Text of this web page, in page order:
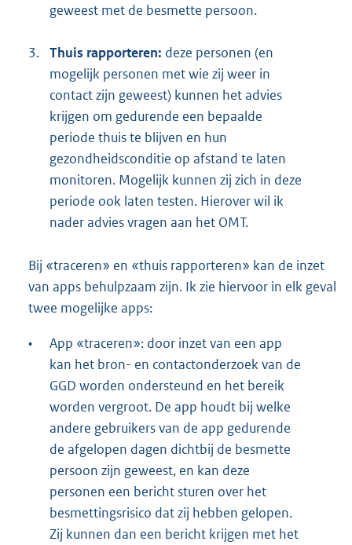
geweest met de besmette persoon.
3. Thuis rapporteren: deze personen (en
mogelijk personen met wie zij weer in
contact zijn geweest) kunnen het advies
krijgen om gedurende een bepaalde
periode thuis te blijven en hun
gezondheidsconditie op afstand te laten
monitoren. Mogelijk kunnen zij zich in deze
periode ook laten testen. Hierover wil ik
nader advies vragen aan het OMT.
Bij «traceren» en «thuis rapporteren» kan de inzet
van apps behulpzaam zijn. Ik zie hiervoor in elk geval
twee mogelijke apps:
•
App «traceren»: door inzet van een app
kan het bron- en contactonderzoek van de
GGD worden ondersteund en het bereik
worden vergroot. De app houdt bij welke
andere gebruikers van de app gedurende
de afgelopen dagen dichtbij de besmette
persoon zijn geweest, en kan deze
personen een bericht sturen over het
besmettingsrisico dat zij hebben gelopen.
Zij kunnen dan een bericht krijgen met het